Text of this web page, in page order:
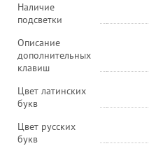
Наличие
подсветки
Описание
дополнительных
клавиш
Цвет латинских
букв
Цвет русских
букв